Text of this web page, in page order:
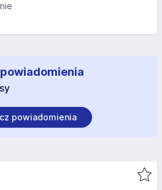
powiadomienia